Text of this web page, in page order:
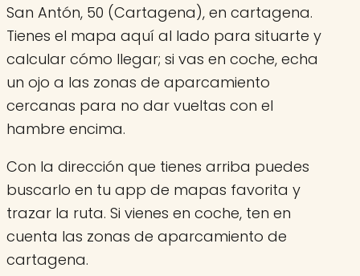
San Antón, 50 (Cartagena), en cartagena.
Tienes el mapa aquí al lado para situarte y
calcular cómo llegar; si vas en coche, echa
un ojo a las zonas de aparcamiento
cercanas para no dar vueltas con el
hambre encima.
Con la dirección que tienes arriba puedes
buscarlo en tu app de mapas favorita y
trazar la ruta. Si vienes en coche, ten en
cuenta las zonas de aparcamiento de
cartagena.